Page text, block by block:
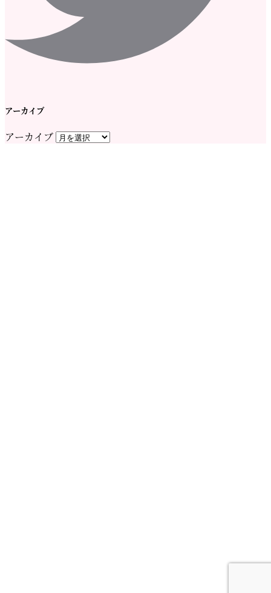
アーカイブ
アーカイブ